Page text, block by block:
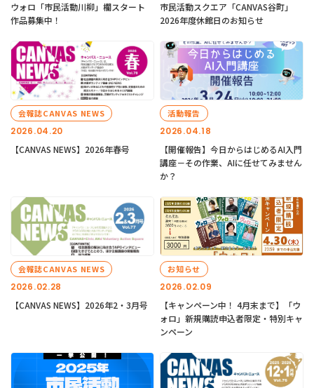
ウォロ「市民活動川柳」欄スタート
作品募集中！
市民活動スクエア「CANVAS谷町」
2026年度休館日のお知らせ
2026.04.20
会報誌CANVAS NEWS
【CANVAS NEWS】2026年春号
2026.04.18
活動報告
【開催報告】今日からはじめるAI入門
講座－その作業、AIに任せてみません
か？
2026.02.28
会報誌CANVAS NEWS
【CANVAS NEWS】2026年2・3月号
2026.02.09
お知らせ
【キャンペーン中！ 4月末まで】「ウ
ォロ」新規購読申込者限定・特別キャ
ンペーン